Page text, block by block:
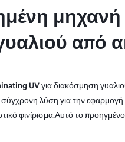
από
από
UV για διακόσμηση
λύση για την
φινίρισμα.Αυτό το